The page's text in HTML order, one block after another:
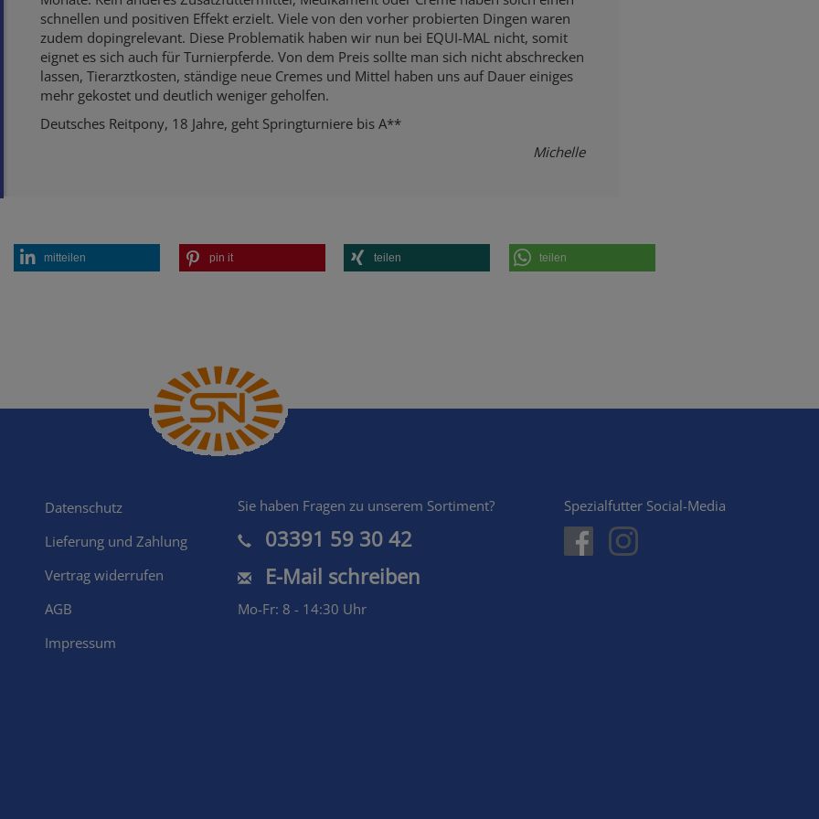
schnellen und positiven Effekt erzielt. Viele von den vorher probierten Dingen waren
zudem dopingrelevant. Diese Problematik haben wir nun bei EQUI-MAL nicht, somit
eignet es sich auch für Turnierpferde. Von dem Preis sollte man sich nicht abschrecken
lassen, Tierarztkosten, ständige neue Cremes und Mittel haben uns auf Dauer einiges
mehr gekostet und deutlich weniger geholfen.
Deutsches Reitpony, 18 Jahre, geht Springturniere bis A**
Michelle
mitteilen pin it teilen teilen
Shopmenu
Datenschutz
Lieferung und Zahlung
Vertrag widerrufen
AGB
Impressum
Sie haben Fragen zu unserem Sortiment?
03391 59 30 42
E-Mail schreiben
Mo-Fr: 8 - 14:30 Uhr
Spezialfutter Social-Media